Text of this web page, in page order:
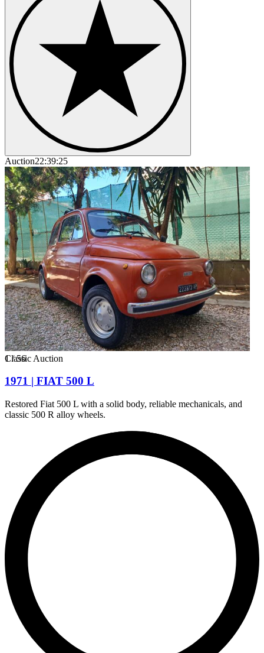
Auction22:39:25
1/56
Classic Auction
1971 | FIAT 500 L
Restored Fiat 500 L with a solid body, reliable mechanicals, and
classic 500 R alloy wheels.